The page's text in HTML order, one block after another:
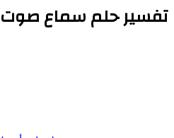
تفسير حلم سماع صوت